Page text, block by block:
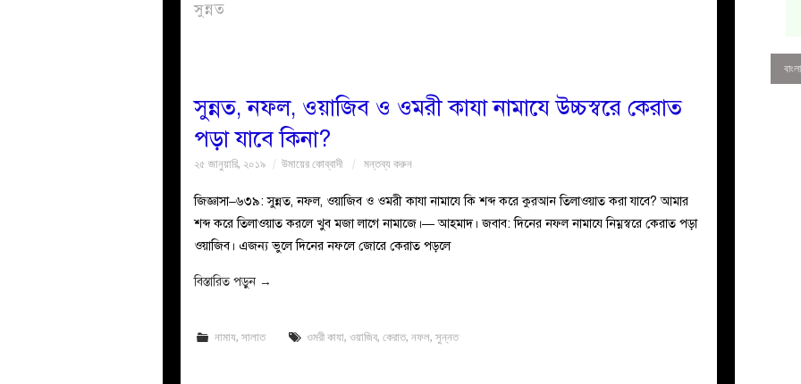
সুন্নত
সুন্নত, নফল, ওয়াজিব ও ওমরী কাযা নামাযে উচ্চস্বরে কেরাত
পড়া যাবে কিনা?
২৫ জানুয়ারি, ২০১৯ উমায়ের কোব্বাদী মন্তব্য করুন
জিজ্ঞাসা–৬৩৯: সুন্নত, নফল, ওয়াজিব ও ওমরী কাযা নামাযে কি শব্দ করে কুরআন তিলাওয়াত করা যাবে? আমার
শব্দ করে তিলাওয়াত করলে খুব মজা লাগে নামাজে।— আহমাদ। জবাব: দিনের নফল নামাযে নিম্নস্বরে কেরাত পড়া
ওয়াজিব। এজন্য ভুলে দিনের নফলে জোরে কেরাত পড়লে
বিস্তারিত পড়ুন →
নামায,সালাত ওমরী কাযা,ওয়াজিব,কেরাত,নফল,সুন্নত